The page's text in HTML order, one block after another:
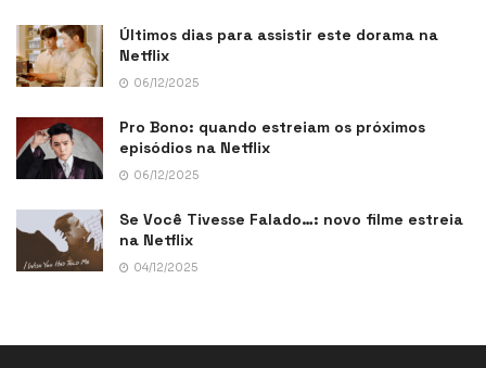
Últimos dias para assistir este dorama na
Netflix
06/12/2025
Pro Bono: quando estreiam os próximos
episódios na Netflix
06/12/2025
Se Você Tivesse Falado…: novo filme estreia
na Netflix
04/12/2025